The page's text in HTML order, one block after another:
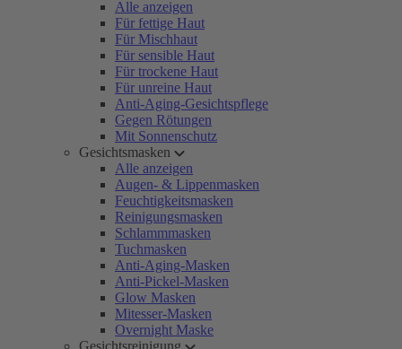
Alle anzeigen
Für fettige Haut
Für Mischhaut
Für sensible Haut
Für trockene Haut
Für unreine Haut
Anti-Aging-Gesichtspflege
Gegen Rötungen
Mit Sonnenschutz
Gesichtsmasken
Alle anzeigen
Augen- & Lippenmasken
Feuchtigkeitsmasken
Reinigungsmasken
Schlammmasken
Tuchmasken
Anti-Aging-Masken
Anti-Pickel-Masken
Glow Masken
Mitesser-Masken
Overnight Maske
Gesichtsreinigung